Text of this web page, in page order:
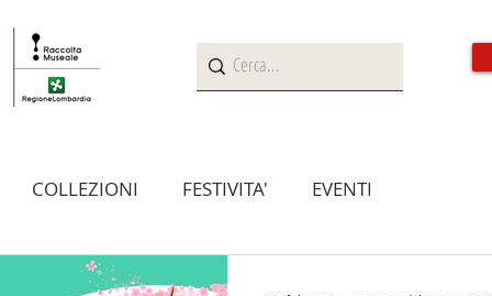
CASA MUSEO BORGO DEL MAGLIO
COLLEZIONI FESTIVITA' EVENTI